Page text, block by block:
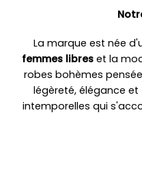
La marque est née
femmes libres et la
robes bohèmes
légèreté, élégance et
intemporelles qui